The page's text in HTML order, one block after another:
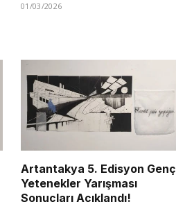
01/03/2026
Artantakya 5. Edisyon Genç
Yetenekler Yarışması
Sonuçları Açıklandı!